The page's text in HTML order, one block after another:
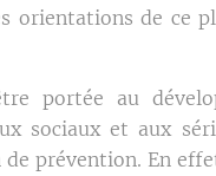
orientations de ce
portée au
sociaux et aux
prévention. En